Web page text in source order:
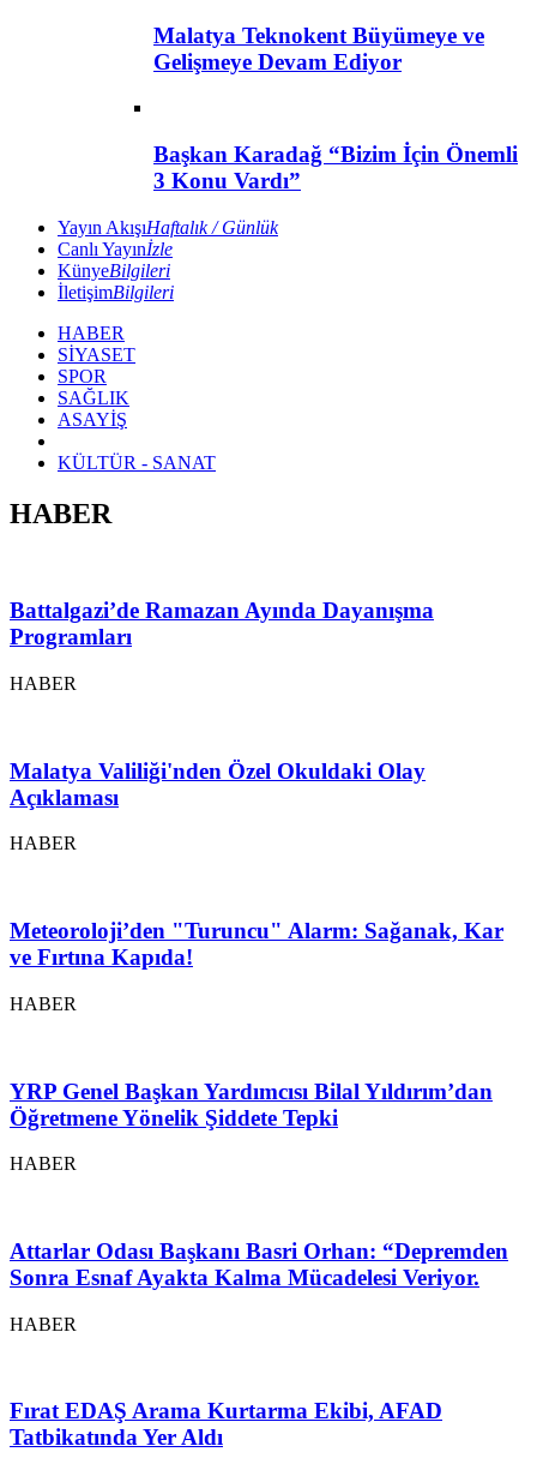
Malatya Teknokent Büyümeye ve
Gelişmeye Devam Ediyor
Başkan Karadağ “Bizim İçin Önemli
3 Konu Vardı”
Yayın AkışıHaftalık / Günlük
Canlı Yayınİzle
KünyeBilgileri
İletişimBilgileri
HABER
SİYASET
SPOR
SAĞLIK
ASAYİŞ
KÜLTÜR - SANAT
HABER
Battalgazi’de Ramazan Ayında Dayanışma
Programları
HABER
Malatya Valiliği'nden Özel Okuldaki Olay
Açıklaması
HABER
Meteoroloji’den "Turuncu" Alarm: Sağanak, Kar
ve Fırtına Kapıda!
HABER
YRP Genel Başkan Yardımcısı Bilal Yıldırım’dan
Öğretmene Yönelik Şiddete Tepki
HABER
Attarlar Odası Başkanı Basri Orhan: “Depremden
Sonra Esnaf Ayakta Kalma Mücadelesi Veriyor.
HABER
Fırat EDAŞ Arama Kurtarma Ekibi, AFAD
Tatbikatında Yer Aldı